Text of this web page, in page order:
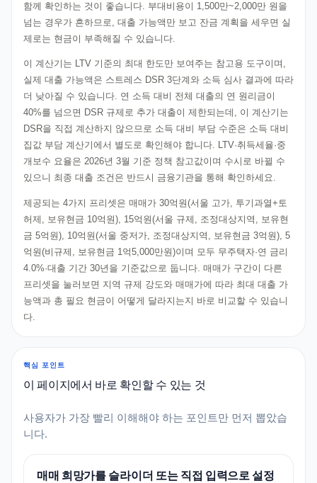
함께 확인하는 것이 좋습니다. 부대비용이 1,500만~2,000만 원을
넘는 경우가 흔하므로, 대출 가능액만 보고 잔금 계획을 세우면 실
제로는 현금이 부족해질 수 있습니다.
이 계산기는 LTV 기준의 최대 한도만 보여주는 참고용 도구이며,
실제 대출 가능액은 스트레스 DSR 3단계와 소득 심사 결과에 따라
더 낮아질 수 있습니다. 연 소득 대비 전체 대출의 연 원리금이
40%를 넘으면 DSR 규제로 추가 대출이 제한되는데, 이 계산기는
DSR을 직접 계산하지 않으므로 소득 대비 부담 수준은 소득 대비
집값 부담 계산기에서 별도로 확인해야 합니다. LTV·취득세율·중
개보수 요율은 2026년 3월 기준 정책 참고값이며 수시로 바뀔 수
있으니 최종 대출 조건은 반드시 금융기관을 통해 확인하세요.
제공되는 4가지 프리셋은 매매가 30억원(서울 고가, 투기과열+토
허제, 보유현금 10억원), 15억원(서울 규제, 조정대상지역, 보유현
금 5억원), 10억원(서울 중저가, 조정대상지역, 보유현금 3억원), 5
억원(비규제, 보유현금 1억5,000만원)이며 모두 무주택자·연 금리
4.0%·대출 기간 30년을 기준값으로 둡니다. 매매가 구간이 다른
프리셋을 눌러보면 지역 규제 강도와 매매가에 따라 최대 대출 가
능액과 총 필요 현금이 어떻게 달라지는지 바로 비교할 수 있습니
다.
핵심 포인트
이 페이지에서 바로 확인할 수 있는 것
사용자가 가장 빨리 이해해야 하는 포인트만 먼저 뽑았습
니다.
매매 희망가를 슬라이더 또는 직접 입력으로 설정